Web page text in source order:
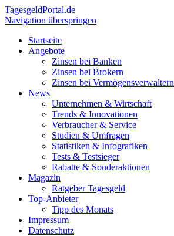
TagesgeldPortal.de
Navigation überspringen
Startseite
Angebote
Zinsen bei Banken
Zinsen bei Brokern
Zinsen bei Vermögensverwaltern
News
Unternehmen & Wirtschaft
Trends & Innovationen
Verbraucher & Service
Studien & Umfragen
Statistiken & Infografiken
Tests & Testsieger
Rabatte & Sonderaktionen
Magazin
Ratgeber Tagesgeld
Top-Anbieter
Tipp des Monats
Impressum
Datenschutz